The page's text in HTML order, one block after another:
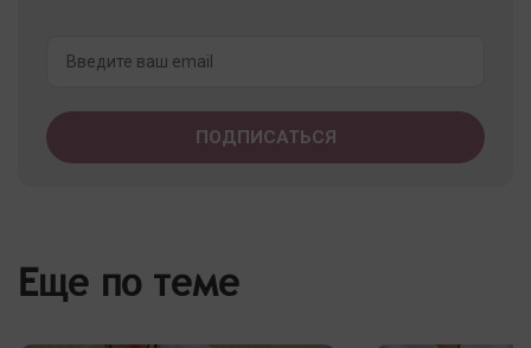
Еще по теме